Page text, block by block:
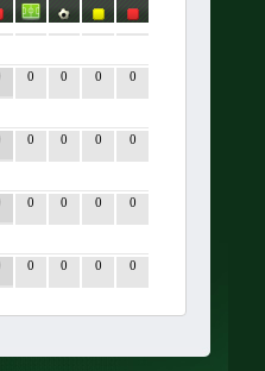
0 0 0 0
0 0 0 0
0 0 0 0
0 0 0 0